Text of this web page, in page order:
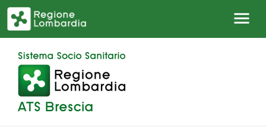
Salta al contenuto principale